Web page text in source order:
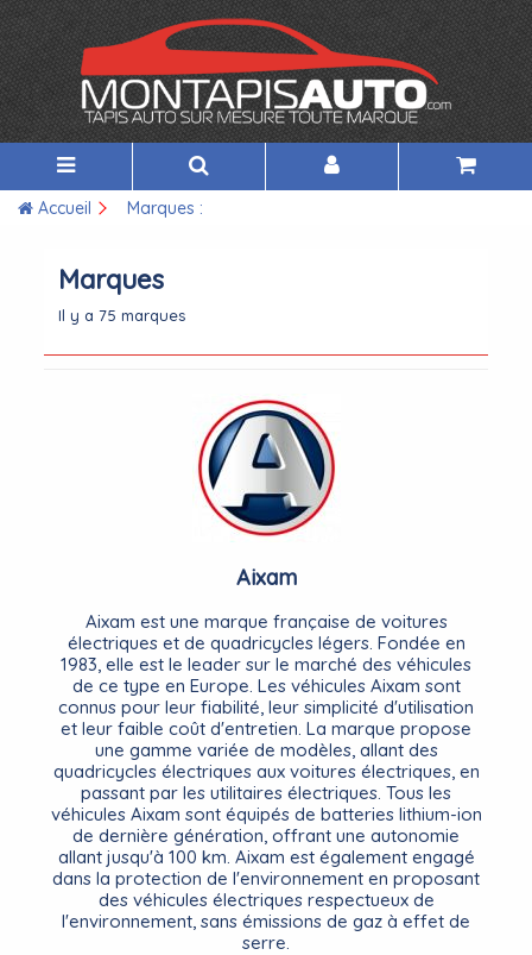
Accueil Marques :
Marques
Il y a 75 marques
Aixam
Aixam est une marque française de voitures
électriques et de quadricycles légers. Fondée en
1983, elle est le leader sur le marché des véhicules
de ce type en Europe. Les véhicules Aixam sont
connus pour leur fiabilité, leur simplicité d'utilisation
et leur faible coût d'entretien. La marque propose
une gamme variée de modèles, allant des
quadricycles électriques aux voitures électriques, en
passant par les utilitaires électriques. Tous les
véhicules Aixam sont équipés de batteries lithium-ion
de dernière génération, offrant une autonomie
allant jusqu'à 100 km. Aixam est également engagé
dans la protection de l'environnement en proposant
des véhicules électriques respectueux de
l'environnement, sans émissions de gaz à effet de
serre.